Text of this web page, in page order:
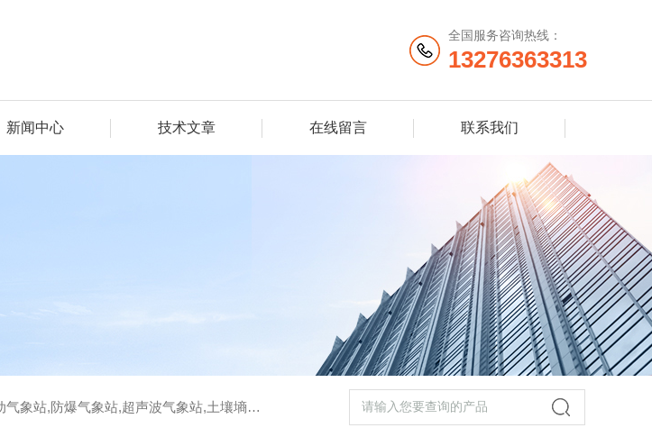
全国服务咨询热线：
13276363313
新闻中心 技术文章 在线留言 联系我们
象站,超声波气象站,土壤墒情监测站,便携气象站